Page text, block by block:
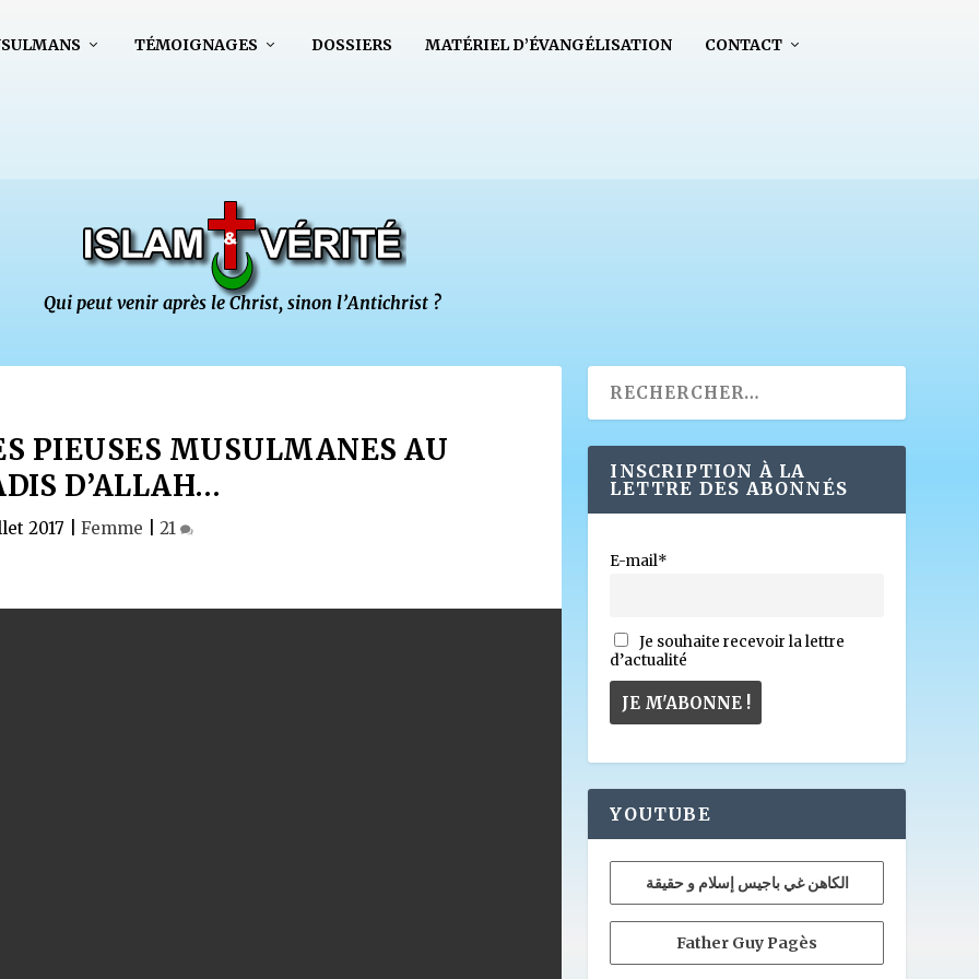
TÉMOIGNAGES DOSSIERS MATÉRIEL D’ÉVANGÉLISATION CONTACT
PIEUSES MUSULMANES AU
D’ALLAH…
2017 Femme 21
INSCRIPTION À LA
LETTRE DES ABONNÉS
E-mail*
Je souhaite recevoir la lettre
d’actualité
YOUTUBE
الكاهن غي باجيس إسلام و حقيقة
Father Guy Pagès